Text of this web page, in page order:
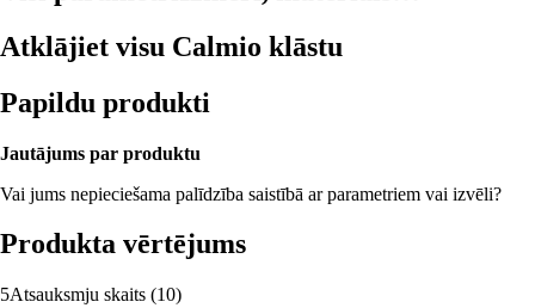
Atklājiet visu Calmio klāstu
Papildu produkti
Jautājums par produktu
Vai jums nepieciešama palīdzība saistībā ar parametriem vai izvēli?
Produkta vērtējums
5Atsauksmju skaits (10)